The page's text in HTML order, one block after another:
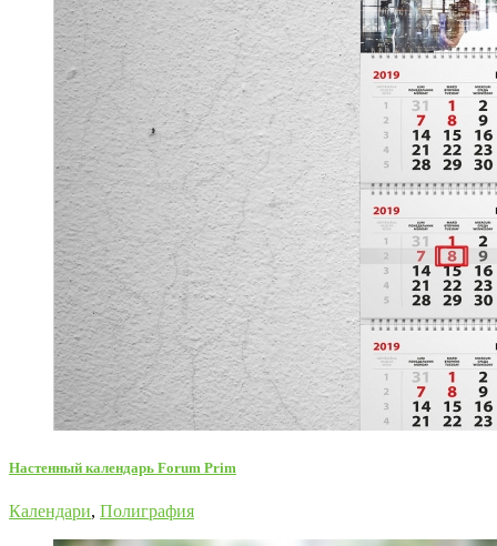
Настенный календарь Forum Prim
Календари, Полиграфия